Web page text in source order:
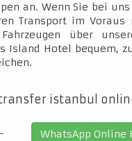
an. Wenn Sie bei
Transport im Voraus
über
Island Hotel bequem,
WhatsApp Online